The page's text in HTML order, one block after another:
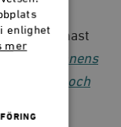
han senast
svarte mannens
rasism och
enlighet
mer